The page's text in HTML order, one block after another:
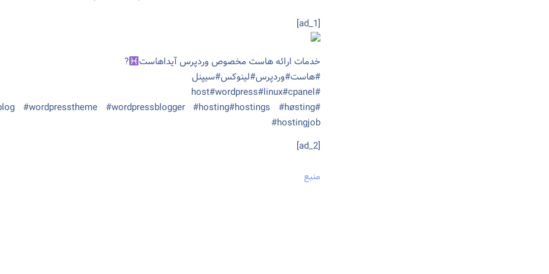
[ad_1]
خدمات ارائه هاست مخصوص وردپرس آیداهاست
?
#هاست#وردپرس#لینوکس#سیپنل
#host#wordpress#linux#cpanel
#wordpresstheme #wordpressblogger #hosting#hostings #høsting
#hostingjob
[ad_2]
منبع